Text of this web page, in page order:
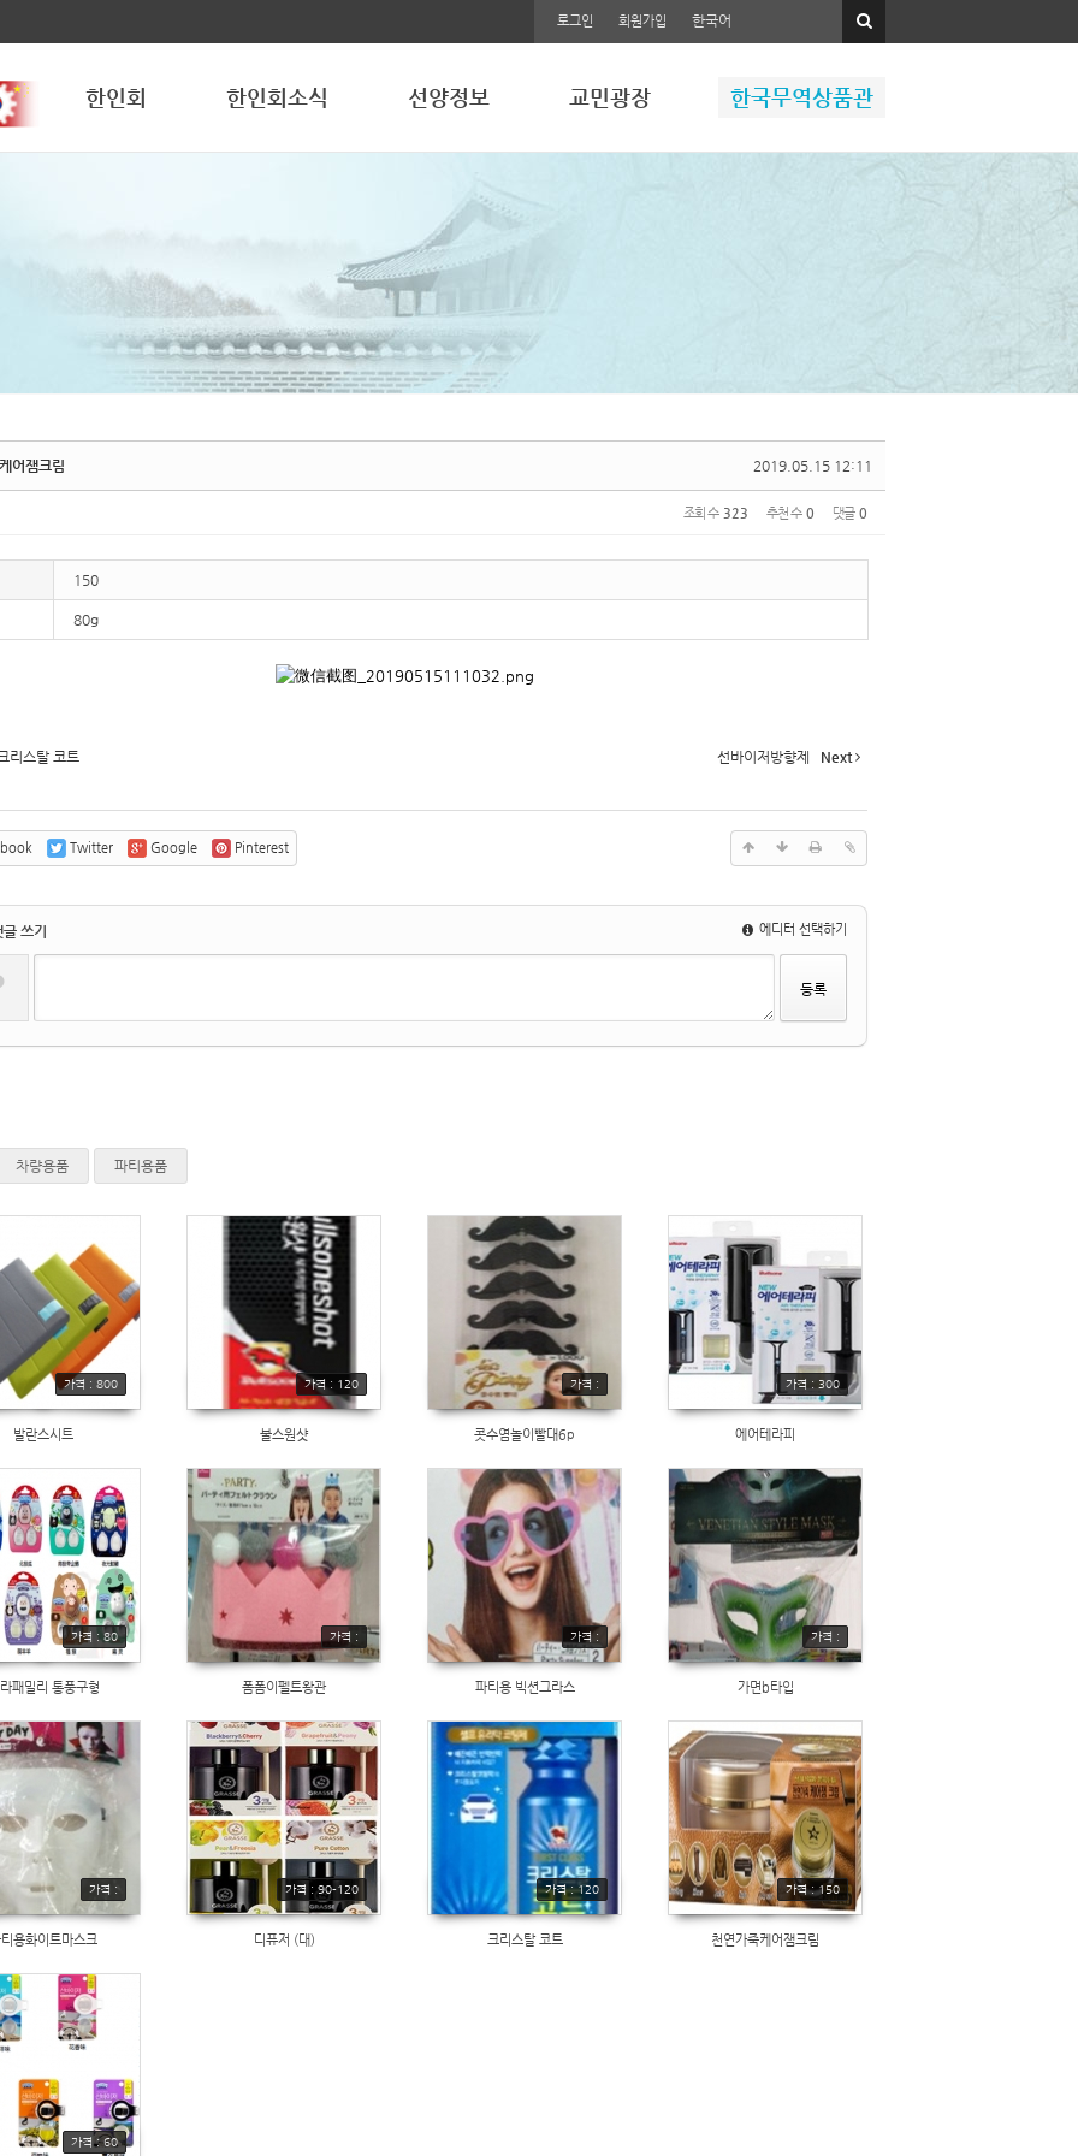
로그인 회원가입 한국어
한인회 한인회소식 선양정보 교민광장 한국무역상품관
2019.05.15 12:11
어잼크림
조회 수 323 추천 수 0 댓글 0
150
80g
리스탈 코트 선바이저방향제 Next
Twitter Google Pinterest
글 쓰기 에디터 선택하기
차량용품 파티용품
가격 : 800
발란스시트
가격 : 120
불스원샷
가격 :
콧수염놀이빨대6p
가격 : 300
에어테라피
가격 : 80
패밀리 통풍구형
가격 :
폼폼이펠트왕관
가격 :
파티용 빅션그라스
가격 :
가면b타입
가격 :
용화이트마스크
가격 : 90-120
디퓨저 (대)
가격 : 120
크리스탈 코트
가격 : 150
천연가죽케어잼크림
가격 : 60